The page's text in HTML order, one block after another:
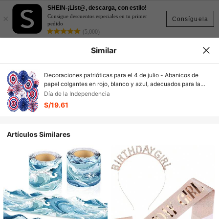
Consíguela
×
SHEIN-¡List@, descarga, con estilo!
Consigue descuentos especiales en tu primer
pedido
(5,000)
Similar
Decoraciones patrióticas para el 4 de julio - Abanicos de
papel colgantes en rojo, blanco y azul, adecuados para la
fiesta del Día de la Independencia de EE. UU., el Día de los
Caídos y el Día de los Veteranos
Día de la Independencia
S/19.61
Artículos Similares